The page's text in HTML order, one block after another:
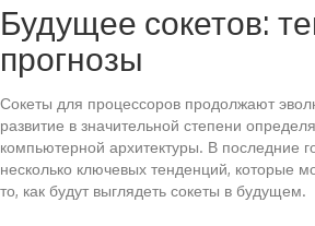
Будущее сокетов:
прогнозы
Сокеты для процессоров продолжают
развитие в значительной степени
компьютерной архитектуры. В последние
несколько ключевых тенденций, которые
то, как будут выглядеть сокеты в будущем.